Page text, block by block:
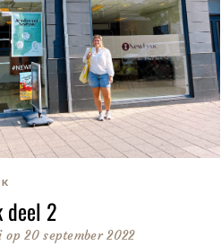
deel 2
op 20 september 2022